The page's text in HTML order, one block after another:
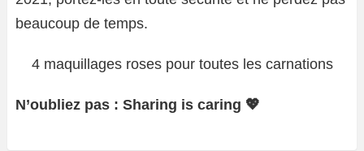
beaucoup de temps.
4 maquillages roses pour toutes les carnations
N’oubliez pas : Sharing is caring 💖